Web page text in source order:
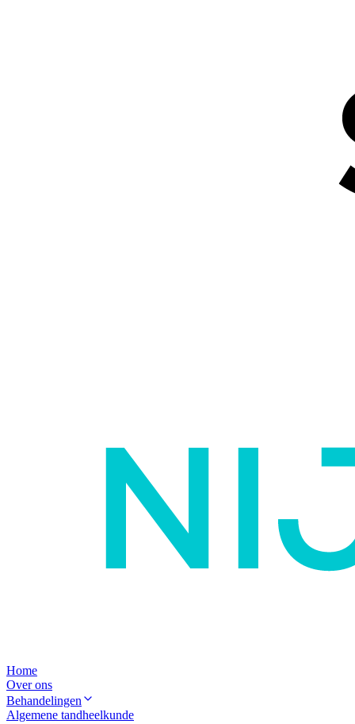
Home
Over ons
Behandelingen
Algemene tandheelkunde